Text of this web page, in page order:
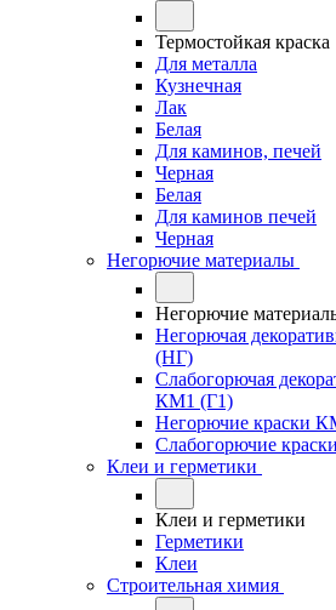
Термостойкая краска
Для металла
Кузнечная
Лак
Белая
Для каминов, печей
Черная
Белая
Для каминов печей
Черная
Негорючие материалы
Негорючие
Негорючая
(НГ)
Слабогорючая
КМ1 (Г1)
Негорючие краски
Слабогорючие
Клеи и герметики
Клеи и герметики
Герметики
Клеи
Строительная химия